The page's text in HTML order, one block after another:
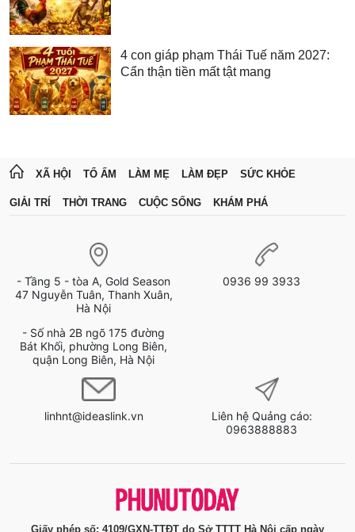
4 con giáp phạm Thái Tuế năm 2027:
Cẩn thận tiền mất tật mang
XÃ HỘI TỔ ẤM LÀM MẸ LÀM ĐẸP SỨC KHỎE
GIẢI TRÍ THỜI TRANG CUỘC SỐNG KHÁM PHÁ
- Tầng 5 - tòa A, Gold Season
47 Nguyễn Tuân, Thanh Xuân,
Hà Nội
- Số nhà 2B ngõ 175 đường
Bát Khối, phường Long Biên,
quận Long Biên, Hà Nội
0936 99 3933
linhnt@ideaslink.vn
Liên hệ Quảng cáo:
0963888883
Giấy phép số: 4109/GXN-TTĐT do Sở TTTT Hà Nội cấp ngày